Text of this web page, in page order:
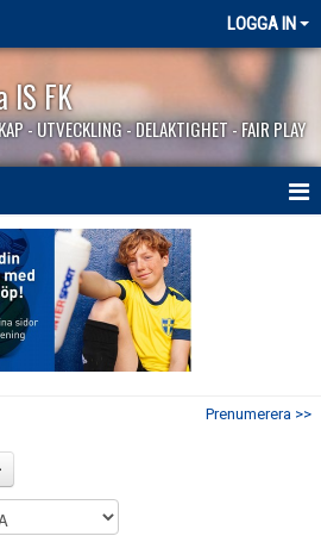
LOGGA IN
IS FK
- UTVECKLING - DELAKTIGHET - FAIR PLAY
Prenumerera >>